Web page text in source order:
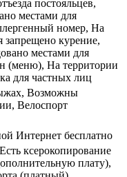
постояльцев,
местами для
номер, На
запрещено курение,
местами для
(меню), На территории
для частных лиц
Возможны
Велоспорт
Интернет бесплатно
ксерокопирование
плату),